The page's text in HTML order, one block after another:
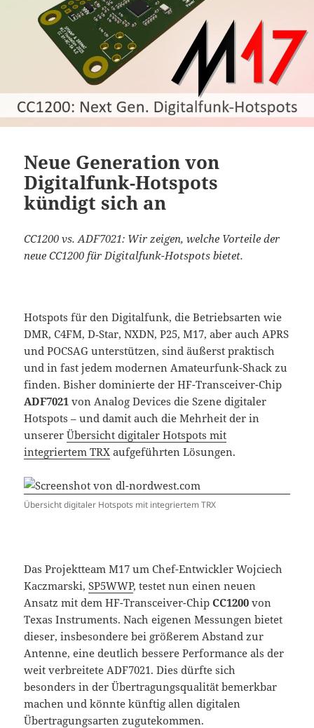
Neue Generation von
Digitalfunk-Hotspots
kündigt sich an
CC1200 vs. ADF7021: Wir zeigen, welche Vorteile der
neue CC1200 für Digitalfunk-Hotspots bietet.
Hotspots für den Digitalfunk, die Betriebsarten wie
DMR, C4FM, D‑Star, NXDN, P25, M17, aber auch APRS
und POCSAG unterstützen, sind äußerst praktisch
und in fast jedem modernen Amateurfunk-Shack zu
finden. Bisher dominierte der HF-Transceiver-Chip
ADF7021 von Analog Devices die Szene digitaler
Hotspots – und damit auch die Mehrheit der in
unsererÜbersicht digitaler Hotspots mit
integriertem TRX aufgeführten Lösungen.
Übersicht digitaler Hotspots mit integriertem TRX
Das Projektteam M17 um Chef-Entwickler Wojciech
Kaczmarski,SP5WWP, testet nun einen neuen
Ansatz mit dem HF-Transceiver-ChipCC1200 von
Texas Instruments. Nach eigenen Messungen bietet
dieser, insbesondere bei größerem Abstand zur
Antenne, eine deutlich bessere Performance als der
weit verbreitete ADF7021. Dies dürfte sich
besonders in der Übertragungsqualität bemerkbar
machen und könnte künftig allen digitalen
Übertragungsarten zugutekommen.